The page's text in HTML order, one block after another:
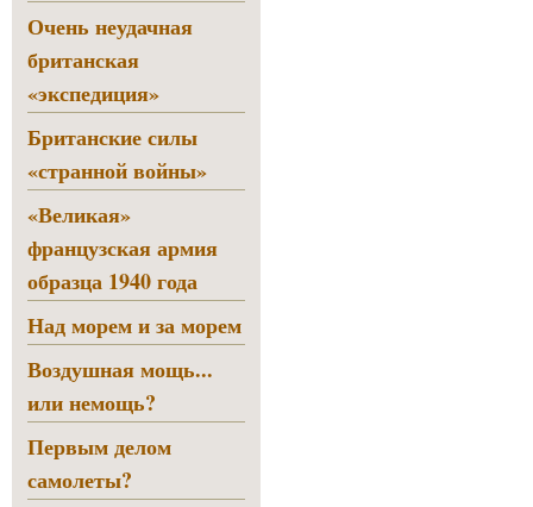
Очень неудачная
британская
«экспедиция»
Британские силы
«странной войны»
«Великая»
французская армия
образца 1940 года
Над морем и за морем
Воздушная мощь...
или немощь?
Первым делом
самолеты?